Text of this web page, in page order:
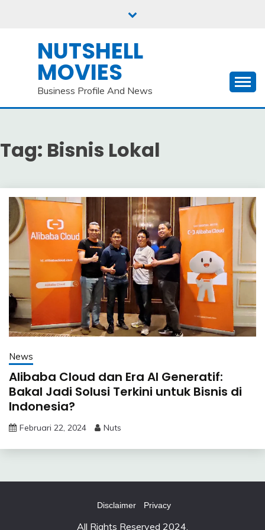
NUTSHELL
MOVIES
Business Profile And News
Tag: Bisnis Lokal
News
Alibaba Cloud dan Era AI Generatif:
Bakal Jadi Solusi Terkini untuk Bisnis di
Indonesia?
Februari 22, 2024 Nuts
Disclaimer Privacy
All Rights Reserved 2024.